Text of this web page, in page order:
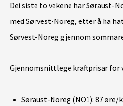
Dei siste to vekene har Søraust-
med Sørvest-Noreg, etter å ha
Sørvest-Noreg gjennom
Gjennomsnittlege kraftprisar for
Søraust-Noreg (NO1): 87 øre/